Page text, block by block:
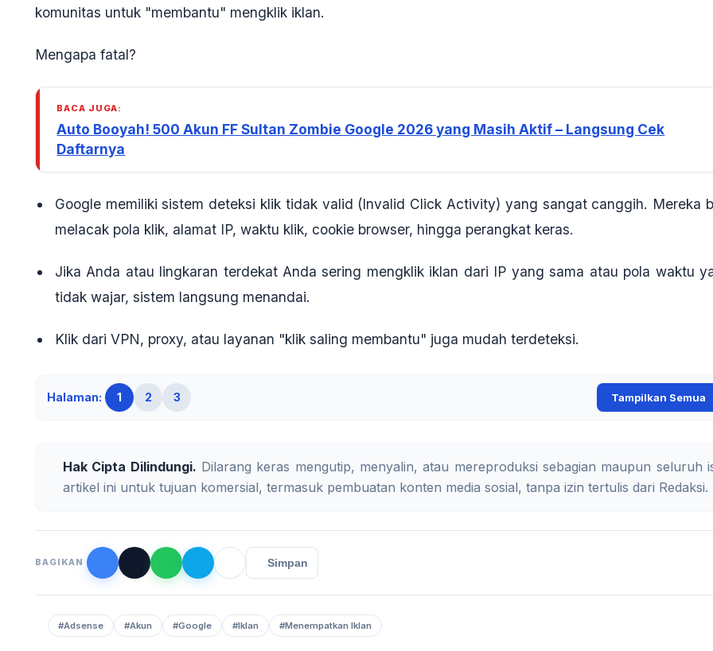
komunitas untuk "membantu" mengklik iklan.
Mengapa fatal?
BACA JUGA:
Auto Booyah! 500 Akun FF Sultan Zombie Google 2026 yang Masih Aktif – Langsung Cek
Daftarnya
Google memiliki sistem deteksi klik tidak valid (Invalid Click Activity) yang sangat canggih. Mereka
melacak pola klik, alamat IP, waktu klik, cookie browser, hingga perangkat keras.
Jika Anda atau lingkaran terdekat Anda sering mengklik iklan dari IP yang sama atau pola waktu
tidak wajar, sistem langsung menandai.
Klik dari VPN, proxy, atau layanan "klik saling membantu" juga mudah terdeteksi.
Halaman: 1 2 3 Tampilkan Semua
Hak Cipta Dilindungi. Dilarang keras mengutip, menyalin, atau mereproduksi sebagian maupun seluruh
artikel ini untuk tujuan komersial, termasuk pembuatan konten media sosial, tanpa izin tertulis dari Redaksi.
BAGIKAN Simpan
#Adsense #Akun #Google #Iklan #Menempatkan Iklan